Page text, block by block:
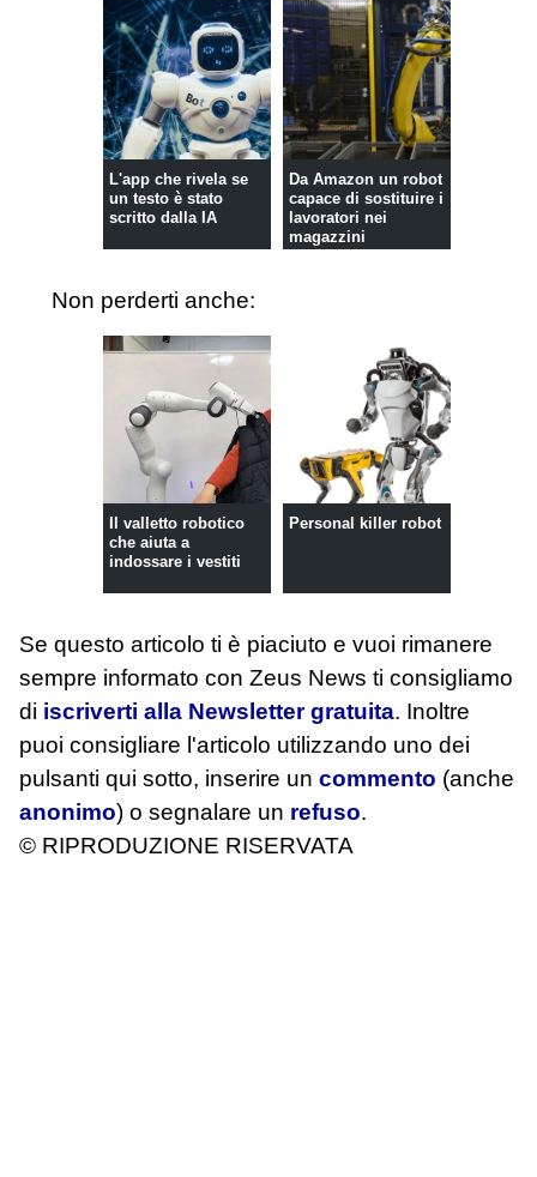
L'app che rivela se
un testo è stato
scritto dalla IA
Da Amazon un robot
capace di sostituire i
lavoratori nei
magazzini
Non perderti anche:
Il valletto robotico
che aiuta a
indossare i vestiti
Personal killer robot
Se questo articolo ti è piaciuto e vuoi rimanere
sempre informato con Zeus News ti consigliamo
di iscriverti alla Newsletter gratuita. Inoltre
puoi consigliare l'articolo utilizzando uno dei
pulsanti qui sotto, inserire un commento (anche
anonimo) o segnalare un refuso.
© RIPRODUZIONE RISERVATA